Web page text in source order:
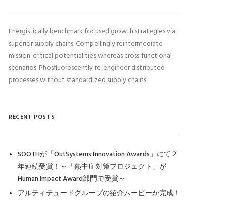
Energistically benchmark focused growth strategies via
superior supply chains. Compellingly reintermediate
mission-critical potentialities whereas cross functional
scenarios. Phosfluorescently re-engineer distributed
processes without standardized supply chains.
RECENT POSTS
SOOTHが「OutSystems Innovation Awards」にて２
年連続受賞！～「熱中症対策プロジェクト」が
Human Impact Award部門で受賞～
アルティテュードグループの紹介ムービーが完成！